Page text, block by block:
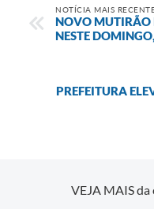
NOTÍCIA MAIS
NOVO MUTIRÃO
NESTE
PREFEITURA
VEJA MAIS da